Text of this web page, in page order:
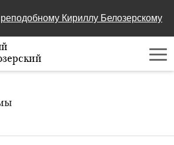
Кириллу Белозерскому